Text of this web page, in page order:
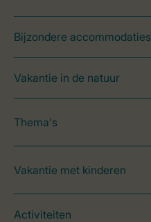
Bijzondere accommodaties
Vakantie in de natuur
Thema's
Vakantie met kinderen
Activiteiten